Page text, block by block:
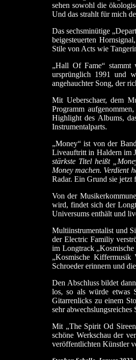
sehen sowohl die
Und das strahlt für mich
Das sechsminütige
beigesteuerten
Stile von Acts wie
„Hall Of Fame“ stammt
ursprünglich 1991 und
angehauchter Song, der
Mit Ueberschaer, dem
Programm
Highlight des Albums,
Instrumentalparts.
„Money“ ist von der
Liveauftritt in Haldern im
stärkste Titel heißt
Money machen. Verdient
Radar. Ein Grund sie jetzt
Von der
wird, findet sich der
Universums enthält und
Multiinstrumentalist und
der Electric Familiy
im Longtrack
„Kosmische
Schroeder erinnern und
Den Abschluss bildet
los, so als würde etwas
Gitarrenlicks zu einem
sehr abwechslungsreiches
Mit „The Spirit Od
schöne Werkschau der
veröffentlichten Künstler